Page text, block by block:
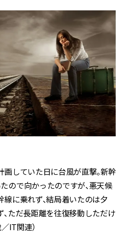
画していた日に台風が直撃。新幹
ので向かったのですが、悪天候
線に乗れず、結局着いたのは夕
、ただ長距離を往復移動しただけ
IT関連）